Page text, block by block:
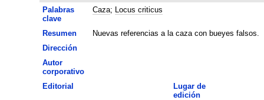
Palabras
clave
Caza; Locus criticus
Resumen
Nuevas referencias a la caza con bueyes falsos.
Dirección
Autor
corporativo
Editorial
Lugar de
edición